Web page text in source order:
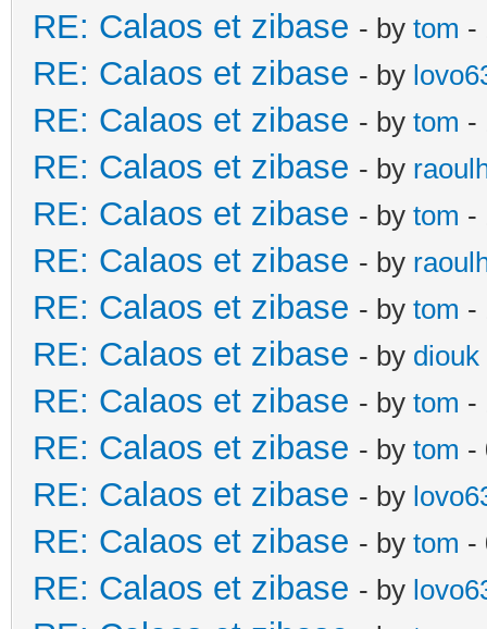
RE: Calaos et zibase - by tom -
RE: Calaos et zibase - by
RE: Calaos et zibase - by tom -
RE: Calaos et zibase - by
RE: Calaos et zibase - by tom -
RE: Calaos et zibase - by
RE: Calaos et zibase - by tom -
RE: Calaos et zibase - by diouk
RE: Calaos et zibase - by tom -
RE: Calaos et zibase - by tom -
RE: Calaos et zibase - by
RE: Calaos et zibase - by tom -
RE: Calaos et zibase - by